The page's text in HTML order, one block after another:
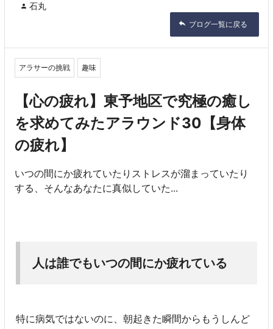
石丸
ブログ一覧に戻る
アラサーの挑戦 趣味
【心の疲れ】東予地区で究極の癒し
を求めてみたアラウンド30【身体
の疲れ】
いつの間にか疲れていたりストレスが溜まっていたり
する、そんなあなたに真似していた...
人は誰でもいつの間にか疲れている
特に病気ではないのに、朝起きた瞬間からもうしんど